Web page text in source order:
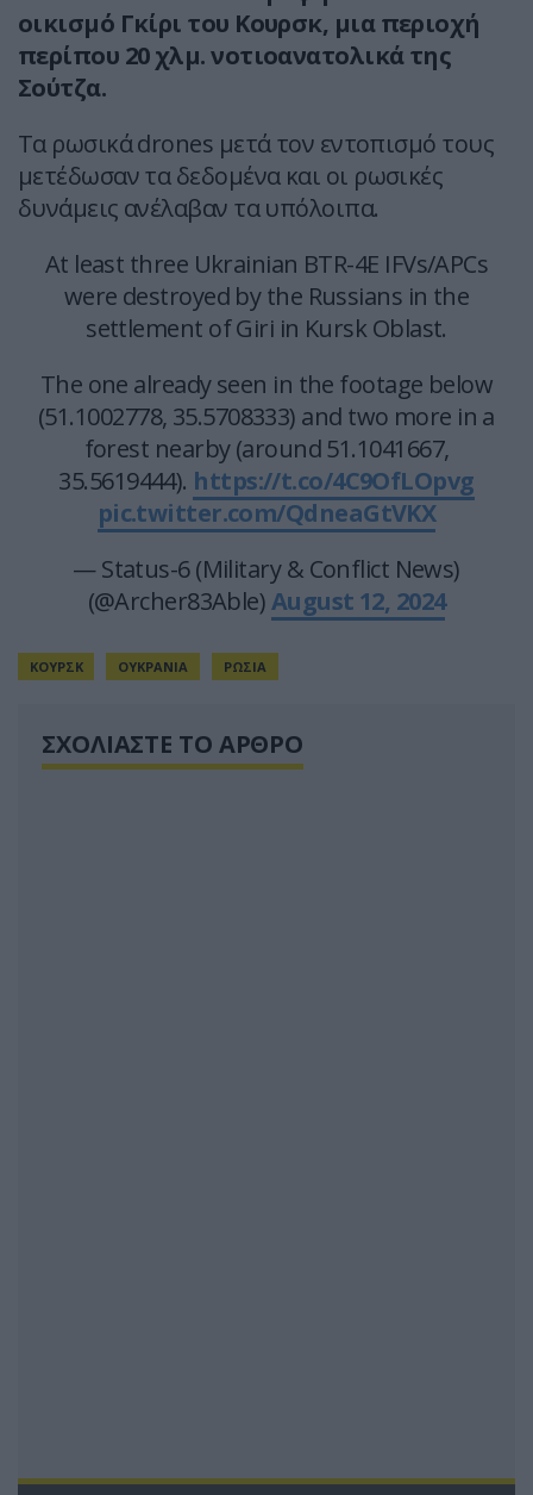
οικισμό Γκίρι του Κουρσκ, μια περιοχή
περίπου 20 χλμ. νοτιοανατολικά της
Σούτζα.
Τα ρωσικά drones μετά τον εντοπισμό τους
μετέδωσαν τα δεδομένα και οι ρωσικές
δυνάμεις ανέλαβαν τα υπόλοιπα.
At least three Ukrainian BTR-4E IFVs/APCs
were destroyed by the Russians in the
settlement of Giri in Kursk Oblast.
The one already seen in the footage below
(51.1002778, 35.5708333) and two more in a
forest nearby (around 51.1041667,
35.5619444). https://t.co/4C9OfLOpvg
pic.twitter.com/QdneaGtVKX
— Status-6 (Military & Conflict News)
(@Archer83Able)August 12, 2024
ΚΟΥΡΣΚ ΟΥΚΡΑΝΙΑ ΡΩΣΙΑ
ΣΧΟΛΙΑΣΤΕ ΤΟ ΑΡΘΡΟ